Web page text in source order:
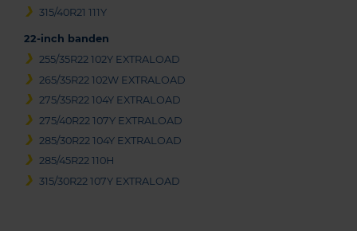
315/40R21 111Y
22-inch banden
255/35R22 102Y EXTRALOAD
265/35R22 102W EXTRALOAD
275/35R22 104Y EXTRALOAD
275/40R22 107Y EXTRALOAD
285/30R22 104Y EXTRALOAD
285/45R22 110H
315/30R22 107Y EXTRALOAD